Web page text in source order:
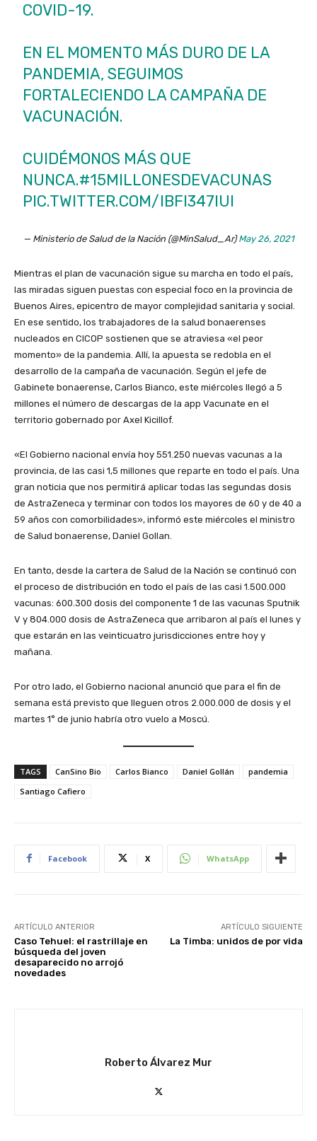
COVID-19.
EN EL MOMENTO MÁS DURO DE LA
PANDEMIA, SEGUIMOS
FORTALECIENDO LA CAMPAÑA DE
VACUNACIÓN.
CUIDÉMONOS MÁS QUE
NUNCA.#15MILLONESDEVACUNAS
PIC.TWITTER.COM/IBFI347IUI
— Ministerio de Salud de la Nación (@MinSalud_Ar)May 26, 2021
Mientras el plan de vacunación sigue su marcha en todo el país,
las miradas siguen puestas con especial foco en la provincia de
Buenos Aires, epicentro de mayor complejidad sanitaria y social.
En ese sentido, los trabajadores de la salud bonaerenses
nucleados en CICOP sostienen que se atraviesa «el peor
momento» de la pandemia. Allí, la apuesta se redobla en el
desarrollo de la campaña de vacunación. Según el jefe de
Gabinete bonaerense, Carlos Bianco, este miércoles llegó a 5
millones el número de descargas de la app Vacunate en el
territorio gobernado por Axel Kicillof.
«El Gobierno nacional envía hoy 551.250 nuevas vacunas a la
provincia, de las casi 1,5 millones que reparte en todo el país. Una
gran noticia que nos permitirá aplicar todas las segundas dosis
de AstraZeneca y terminar con todos los mayores de 60 y de 40 a
59 años con comorbilidades», informó este miércoles el ministro
de Salud bonaerense, Daniel Gollan.
En tanto, desde la cartera de Salud de la Nación se continuó con
el proceso de distribución en todo el país de las casi 1.500.000
vacunas: 600.300 dosis del componente 1 de las vacunas Sputnik
V y 804.000 dosis de AstraZeneca que arribaron al país el lunes y
que estarán en las veinticuatro jurisdicciones entre hoy y
mañana.
Por otro lado, el Gobierno nacional anunció que para el fin de
semana está previsto que lleguen otros 2.000.000 de dosis y el
martes 1° de junio habría otro vuelo a Moscú.
TAGS CanSino Bio Carlos Bianco Daniel Gollán
pandemia
Santiago Cafiero
Facebook X WhatsApp
ARTÍCULO ANTERIOR
Caso Tehuel: el rastrillaje en
búsqueda del joven
desaparecido no arrojó
novedades
ARTÍCULO SIGUIENTE
La Timba: unidos de por vida
Roberto Álvarez Mur